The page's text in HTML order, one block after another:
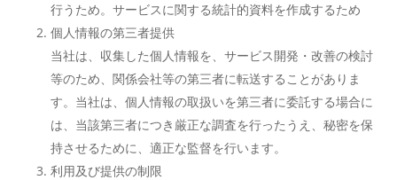
行うため。サービスに関する統計的資料を作成するため
個人情報の第三者提供
当社は、収集した個人情報を、サービス開発・改善の検討
等のため、関係会社等の第三者に転送することがありま
す。当社は、個人情報の取扱いを第三者に委託する場合に
は、当該第三者につき厳正な調査を行ったうえ、秘密を保
持させるために、適正な監督を行います。
利用及び提供の制限